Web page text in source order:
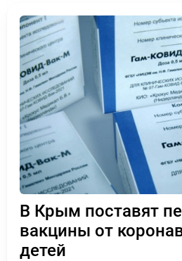
В Крым поставят
вакцины от
детей